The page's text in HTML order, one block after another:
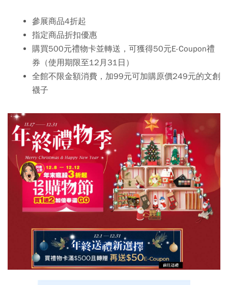
參展商品4折起
指定商品折扣優惠
購買500元禮物卡並轉送，可獲得50元E-Coupon禮
券（使用期限至12月31日）
全館不限金額消費，加99元可加購原價249元的文創
襪子